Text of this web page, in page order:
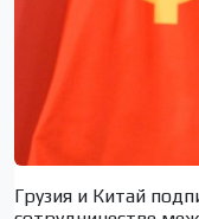
Грузия и Китай